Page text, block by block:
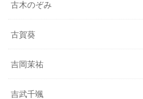
古木のぞみ
古賀葵
吉岡茉祐
吉武千颯